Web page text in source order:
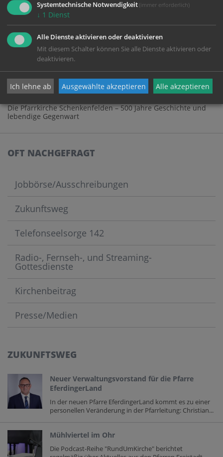
Die Pfarrkirche Schenkenfelden – 500 Jahre Geschichte und
lebendige Gegenwart
OFT NACHGEFRAGT
Jobbörse/Ausschreibungen
Zukunftsweg
Telefonseelsorge 142
Radio-, Fernseh-, und Streaming-
Gottesdienste
Kirchenbeitrag
Presse/Medien
ZUKUNFTSWEG
Neuer Verwaltungsvorstand für die Pfarre
EferdingerLand
In der neuen Pfarre EferdingerLand kommt es zu einer
personellen Veränderung in der Pfarrleitung: Christian...
Mühlviertel im Ohr
Die Podcast-Reihe "RundUmKirche" berichtet
Systemtechnische Notwendigkeit (immer erforderlich)
↓ 1 Dienst
Alle Dienste aktivieren oder deaktivieren
Mit diesem Schalter können Sie alle Dienste aktivieren oder
deaktivieren.
Ich lehne ab Ausgewählte akzeptieren Alle akzeptieren